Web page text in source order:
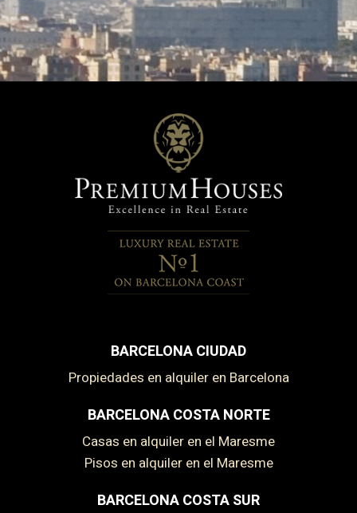
BARCELONA CIUDAD
Propiedades en alquiler en Barcelona
BARCELONA COSTA NORTE
Casas en alquiler en el Maresme
Pisos en alquiler en el Maresme
BARCELONA COSTA SUR